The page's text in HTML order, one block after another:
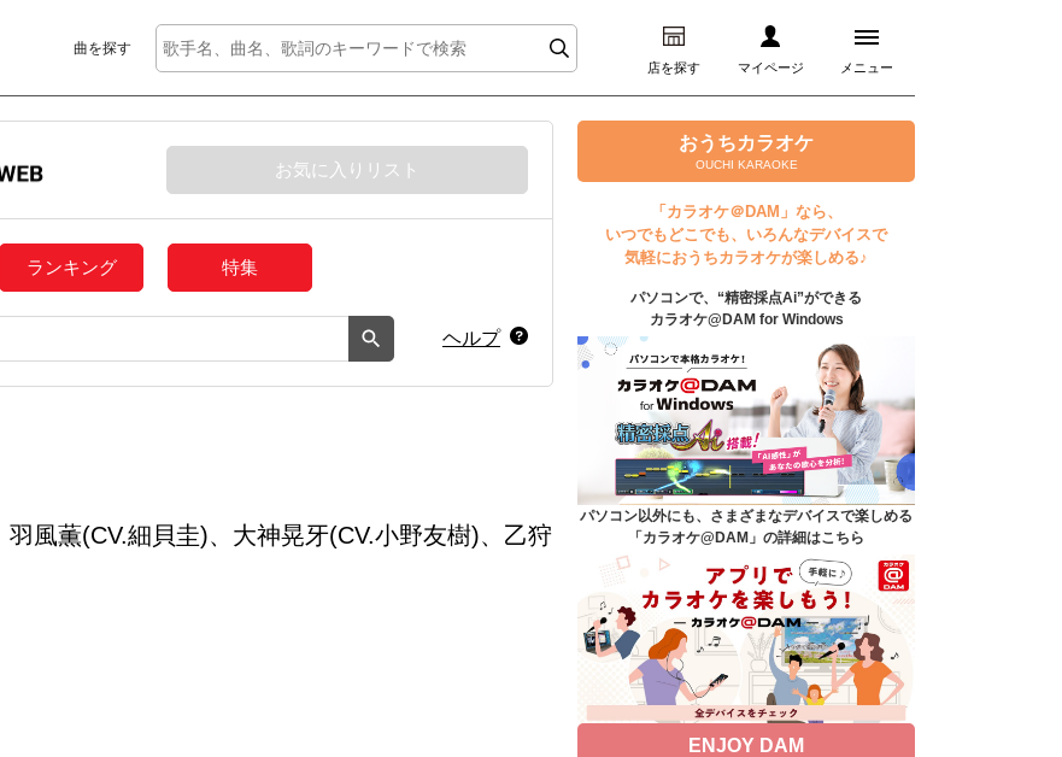
曲を探す
店を探す マイページ メニュー
ログイン
マイページ
プレミアムサービス
DAM★とも動画
DAM★とも録音
カラオケ＠DAM
ユーザー検索
キャンペーン
よくあるご質問
DAMの新曲・ランキングなど
カラオケ最新情報をチェック！
お気に入りリスト
ランキング 特集
ヘルプ
風薫(CV.細貝圭)、大神晃牙(CV.小野友樹)、乙狩
おうちカラオケ
OUCHI KARAOKE
「カラオケ＠DAM」なら、
いつでもどこでも、いろんなデバイスで
気軽におうちカラオケが楽しめる♪
パソコンで、“精密採点Ai”ができる
カラオケ@DAM for Windows
パソコン以外にも、さまざまなデバイスで楽しめる
「カラオケ@DAM」の詳細はこちら
ENJOY DAM